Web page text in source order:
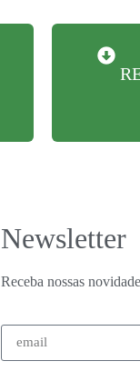
Newsletter
Receba nossas